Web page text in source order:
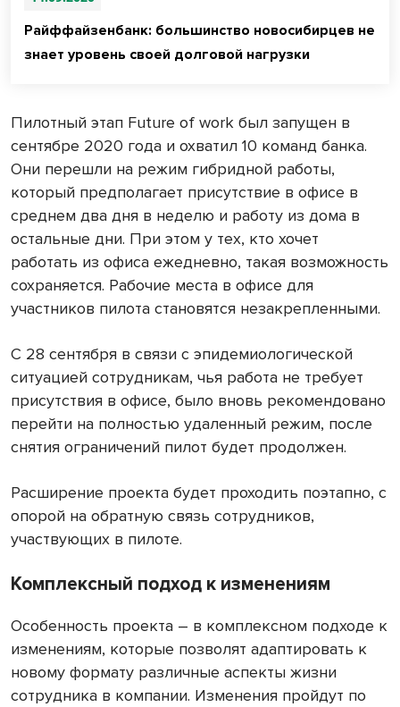
Райффайзенбанк: большинство новосибирцев не
знает уровень своей долговой нагрузки
Пилотный этап Future of work был запущен в
сентябре 2020 года и охватил 10 команд банка.
Они перешли на режим гибридной работы,
который предполагает присутствие в офисе в
среднем два дня в неделю и работу из дома в
остальные дни. При этом у тех, кто хочет
работать из офиса ежедневно, такая возможность
сохраняется. Рабочие места в офисе для
участников пилота становятся незакрепленными.
С 28 сентября в связи с эпидемиологической
ситуацией сотрудникам, чья работа не требует
присутствия в офисе, было вновь рекомендовано
перейти на полностью удаленный режим, после
снятия ограничений пилот будет продолжен.
Расширение проекта будет проходить поэтапно, с
опорой на обратную связь сотрудников,
участвующих в пилоте.
Комплексный подход к изменениям
Особенность проекта – в комплексном подходе к
изменениям, которые позволят адаптировать к
новому формату различные аспекты жизни
сотрудника в компании. Изменения пройдут по